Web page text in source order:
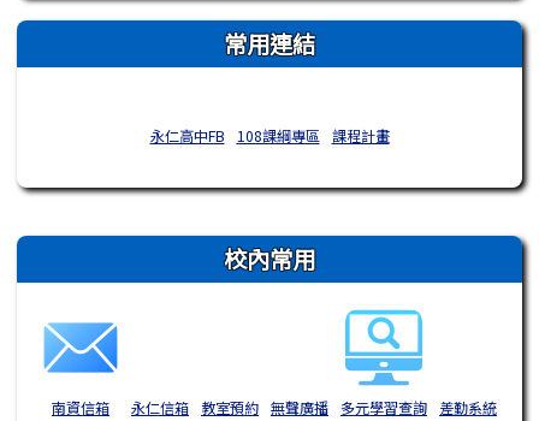
常用連結
永仁高中FB 108課綱專區 課程計畫
右邊區域內容 校內常用
南資信箱 永仁信箱 教室預約 無聲廣播 多元學習查詢 差勤系統